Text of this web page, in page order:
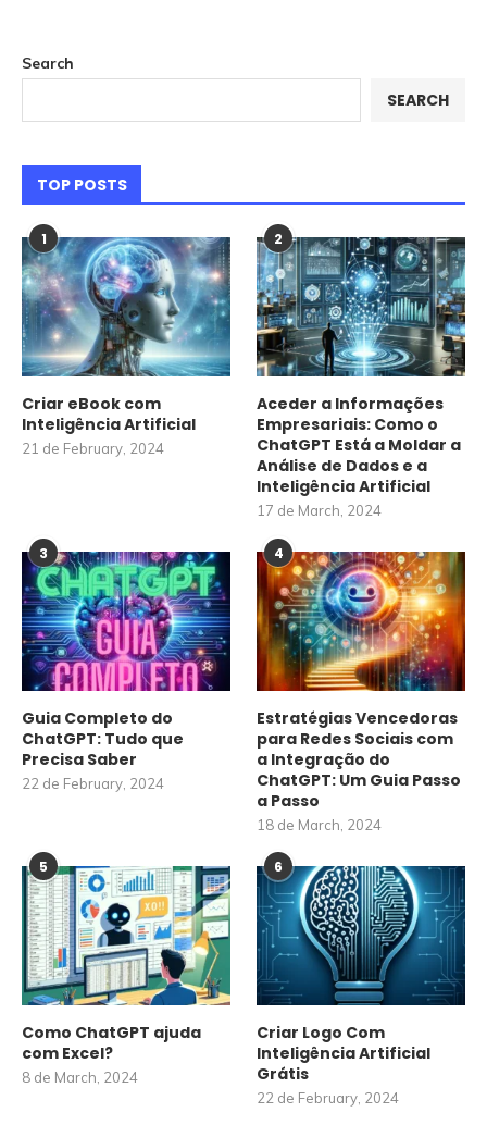
Search
SEARCH
TOP POSTS
1
Criar eBook com
Inteligência Artificial
21 de February, 2024
2
Aceder a Informações
Empresariais: Como o
ChatGPT Está a Moldar a
Análise de Dados e a
Inteligência Artificial
17 de March, 2024
3
Guia Completo do
ChatGPT: Tudo que
Precisa Saber
22 de February, 2024
4
Estratégias Vencedoras
para Redes Sociais com
a Integração do
ChatGPT: Um Guia Passo
a Passo
18 de March, 2024
5
Como ChatGPT ajuda
com Excel?
8 de March, 2024
6
Criar Logo Com
Inteligência Artificial
Grátis
22 de February, 2024